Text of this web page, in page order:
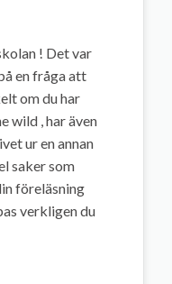
! Det var
en fråga att
om du har
wild , har även
ur en annan
saker som
föreläsning
verkligen du